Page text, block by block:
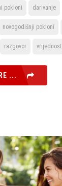
pokloni darivanje
novogodišnji pokloni
razgovor vrijednost
...